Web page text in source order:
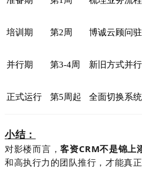
培训期 第2周 博诚云顾问
并行期 第3-4周 新旧方式并
正式运行 第5周起 全面切换系
小结：
对影楼而言，客资CRM不是锦上
和高执行力的团队推行，才能真